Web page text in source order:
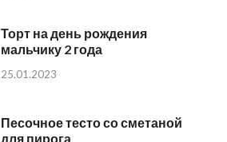
Торт на день рождения
мальчику 2 года
25.01.2023
Песочное тесто со сметаной
для пирога